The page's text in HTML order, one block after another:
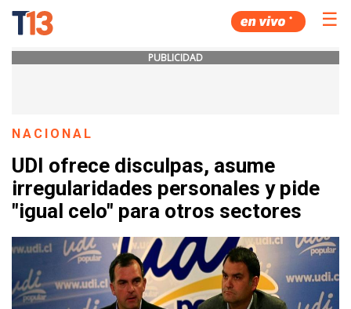
☰
PUBLICIDAD
NACIONAL
UDI ofrece disculpas, asume
irregularidades personales y pide
"igual celo" para otros sectores